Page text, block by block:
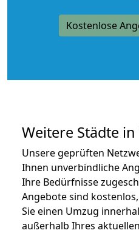
Kostenlose
Weitere Städte
Unsere geprüften
Ihnen unverbindliche
Ihre Bedürfnisse
Angebote sind
Sie einen Umzug
außerhalb Ihres